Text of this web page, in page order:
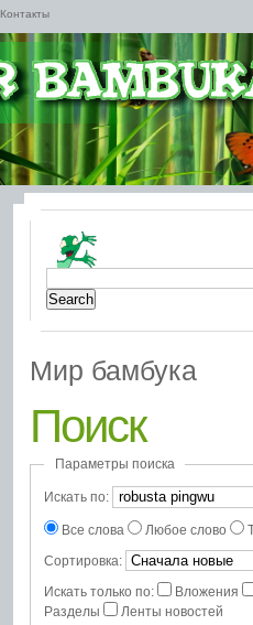
Контакты
Мир бамбука
Поиск
Параметры поиска
Искать по:
Все слова Любое слово
Сортировка:
Искать только по:
Вложения
Разделы
Ленты новостей